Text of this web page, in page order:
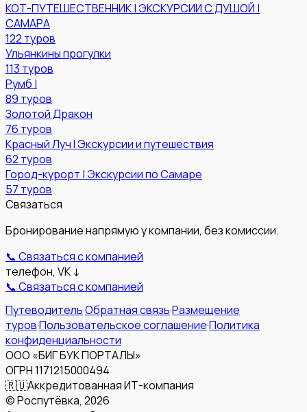
КОТ-ПУТЕШЕСТВЕННИК | ЭКСКУРСИИ С ДУШОЙ |
САМАРА
122 туров
Ульянкины прогулки
113 туров
Румб |
89 туров
Золотой Дракон
76 туров
Красный Луч l Экскурсии и путешествия
62 туров
Город-курорт | Экскурсии по Самаре
57 туров
Связаться
Бронирование напрямую у компании, без комиссии.
📞 Связаться с компанией
телефон, VK ↓
📞 Связаться с компанией
Путеводитель·Обратная связь·Размещение
туров·Пользовательское соглашение·Политика
конфиденциальности
ООО «БИГ БУК ПОРТАЛЫ»
ОГРН 1171215000494
🇷🇺Аккредитованная ИТ-компания
© Роспутёвка, 2026